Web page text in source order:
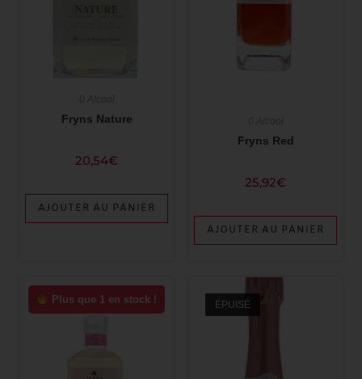
Fryns Nature
20,54€
AJOUTER AU PANIER
Fryns Red
25,92€
AJOUTER AU PANIER
Plus que 1 en stock ! ÉPUISÉ